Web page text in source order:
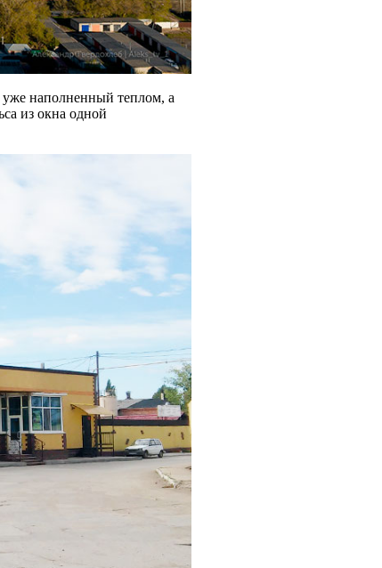
уже наполненный теплом, а
из окна одной